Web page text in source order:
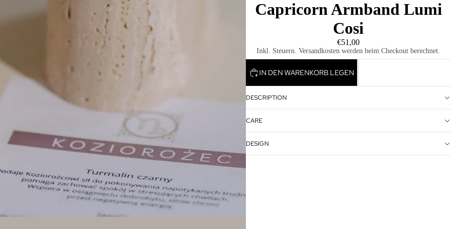
Capricorn Armband Lumi
Cosi
€51,00
Inkl. Steuern. Versandkosten werden beim Checkout berechnet.
IN DEN WARENKORB LEGEN
DESCRIPTION
CARE
DESIGN